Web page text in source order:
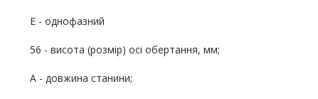
Е - однофазний
56 - висота (розмір) осі обертання, мм;
A - довжина станини;